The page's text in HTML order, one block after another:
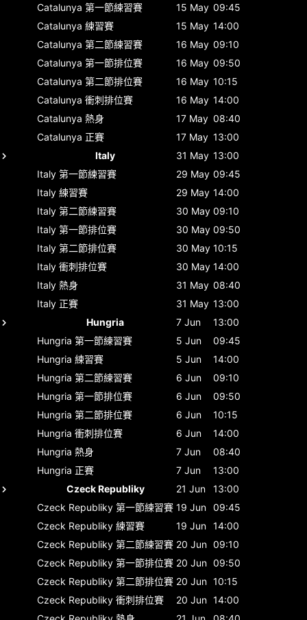
Catalunya 第一節練習賽 15 May 09:45
Catalunya 練習賽 15 May 14:00
Catalunya 第二節練習賽 16 May 09:10
Catalunya 第一節排位賽 16 May 09:50
Catalunya 第二節排位賽 16 May 10:15
Catalunya 衝刺排位賽 16 May 14:00
Catalunya 熱身 17 May 08:40
Catalunya 正賽 17 May 13:00
Italy
31 May 13:00
Italy 第一節練習賽 29 May 09:45
Italy 練習賽 29 May 14:00
Italy 第二節練習賽 30 May 09:10
Italy 第一節排位賽 30 May 09:50
Italy 第二節排位賽 30 May 10:15
Italy 衝刺排位賽 30 May 14:00
Italy 熱身 31 May 08:40
Italy 正賽 31 May 13:00
Hungria
7 Jun
13:00
Hungria 第一節練習賽 5 Jun
09:45
Hungria 練習賽 5 Jun
14:00
Hungria 第二節練習賽 6 Jun
09:10
Hungria 第一節排位賽 6 Jun
09:50
Hungria 第二節排位賽 6 Jun
10:15
Hungria 衝刺排位賽 6 Jun
14:00
Hungria 熱身 7 Jun
08:40
Hungria 正賽 7 Jun
13:00
Czeck Republiky
21 Jun
13:00
Czeck Republiky 第一節練習賽 19 Jun 09:45
Czeck Republiky 練習賽 19 Jun 14:00
Czeck Republiky 第二節練習賽 20 Jun 09:10
Czeck Republiky 第一節排位賽 20 Jun 09:50
Czeck Republiky 第二節排位賽 20 Jun 10:15
Czeck Republiky 衝刺排位賽 20 Jun 14:00